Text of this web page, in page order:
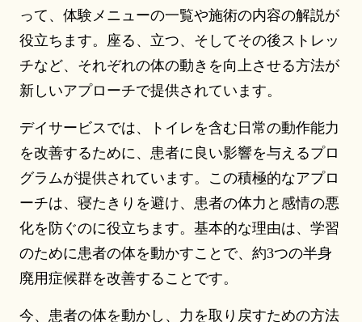
って、体験メニューの一覧や施術の内容の解説が
役立ちます。座る、立つ、そしてその後ストレッ
チなど、それぞれの体の動きを向上させる方法が
新しいアプローチで提供されています。
デイサービスでは、トイレを含む日常の動作能力
を改善するために、患者に良い影響を与えるプロ
グラムが提供されています。この積極的なアプロ
ーチは、寝たきりを避け、患者の体力と感情の悪
化を防ぐのに役立ちます。基本的な理由は、学習
のために患者の体を動かすことで、約3つの半身
廃用症候群を改善することです。
今、患者の体を動かし、力を取り戻すための方法